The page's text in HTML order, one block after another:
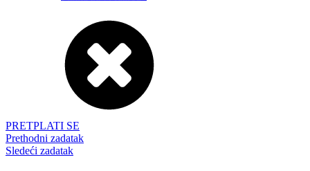
PRETPLATI SE
Prethodni zadatak
Sledeći zadatak